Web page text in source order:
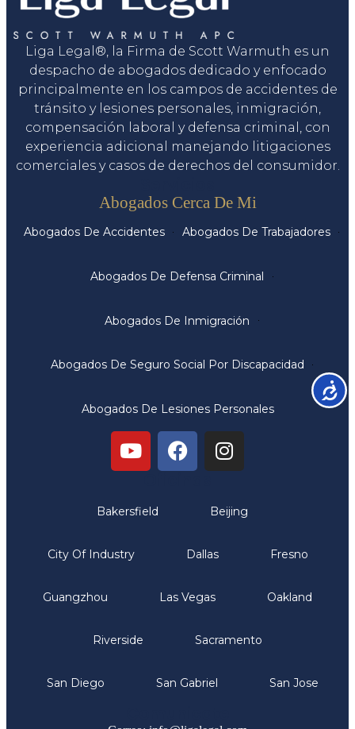
Liga Legal®, la Firma de Scott Warmuth es un
despacho de abogados dedicado y enfocado
principalmente en los campos de accidentes de
tránsito y lesiones personales, inmigración,
compensación laboral y defensa criminal, con
experiencia adicional manejando litigaciones
comerciales y casos de derechos del consumidor.
Abogados Cerca De Mi
Abogados De Accidentes Abogados De Trabajadores
Abogados De Defensa Criminal
Abogados De Inmigración
Abogados De Seguro Social Por Discapacidad
Abogados De Lesiones Personales
Bakersfield Beijing
City Of Industry Dallas Fresno
Guangzhou Las Vegas Oakland
Riverside Sacramento
San Diego San Gabriel San Jose